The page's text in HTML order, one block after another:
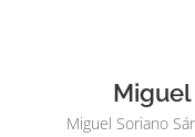
Miguel
Miguel Soriano